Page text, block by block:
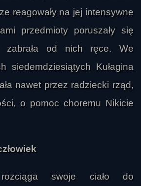
reagowały na jej intensywne
przedmioty poruszały się
zabrała od nich ręce. We
siedemdziesiątych Kułagina
nawet przez radziecki rząd,
o pomoc choremu Nikicie
swoje ciało do